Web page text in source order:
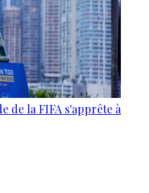
de la FIFA s'apprête à